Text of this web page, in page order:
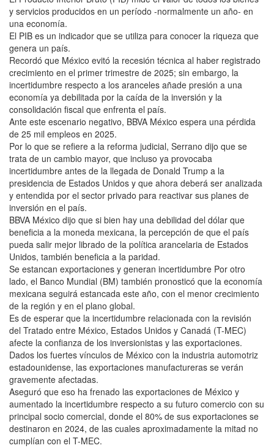
y servicios producidos en un período -normalmente un año- en
una economía.
El PIB es un indicador que se utiliza para conocer la riqueza que
genera un país.
Recordó que México evitó la recesión técnica al haber registrado
crecimiento en el primer trimestre de 2025; sin embargo, la
incertidumbre respecto a los aranceles añade presión a una
economía ya debilitada por la caída de la inversión y la
consolidación fiscal que enfrenta el país.
Ante este escenario negativo, BBVA México espera una pérdida
de 25 mil empleos en 2025.
Por lo que se refiere a la reforma judicial, Serrano dijo que se
trata de un cambio mayor, que incluso ya provocaba
incertidumbre antes de la llegada de Donald Trump a la
presidencia de Estados Unidos y que ahora deberá ser analizada
y entendida por el sector privado para reactivar sus planes de
inversión en el país.
BBVA México dijo que si bien hay una debilidad del dólar que
beneficia a la moneda mexicana, la percepción de que el país
pueda salir mejor librado de la política arancelaria de Estados
Unidos, también beneficia a la paridad.
Se estancan exportaciones y generan incertidumbre Por otro
lado, el Banco Mundial (BM) también pronosticó que la economía
mexicana seguirá estancada este año, con el menor crecimiento
de la región y en el plano global.
Es de esperar que la incertidumbre relacionada con la revisión
del Tratado entre México, Estados Unidos y Canadá (T-MEC)
afecte la confianza de los inversionistas y las exportaciones.
Dados los fuertes vínculos de México con la industria automotriz
estadounidense, las exportaciones manufactureras se verán
gravemente afectadas.
Aseguró que eso ha frenado las exportaciones de México y
aumentado la incertidumbre respecto a su futuro comercio con su
principal socio comercial, donde el 80% de sus exportaciones se
destinaron en 2024, de las cuales aproximadamente la mitad no
cumplían con el T-MEC.